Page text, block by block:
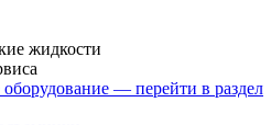
жидкости
— перейти в раздел